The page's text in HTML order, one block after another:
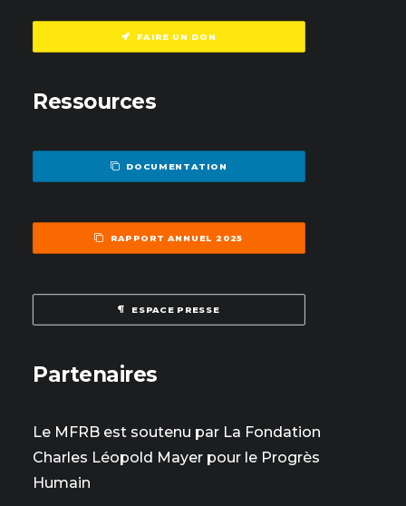
FAIRE UN DON
Ressources
DOCUMENTATION
RAPPORT ANNUEL 2025
ESPACE PRESSE
Partenaires
Le MFRB est soutenu par La Fondation
Charles Léopold Mayer pour le Progrès
Humain